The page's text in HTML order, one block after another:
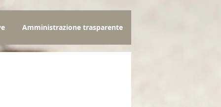
Amministrazione trasparente